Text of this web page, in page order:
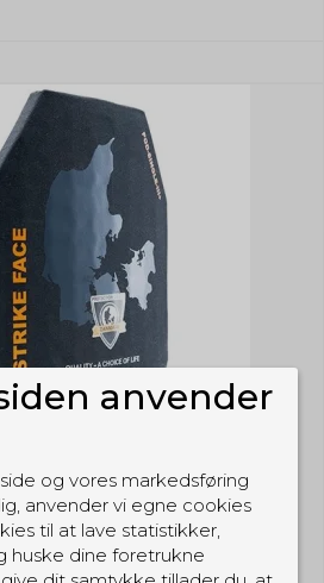
anvender
og vores markedsføring
anvender vi egne cookies
til at lave statistikker,
huske dine foretrukne